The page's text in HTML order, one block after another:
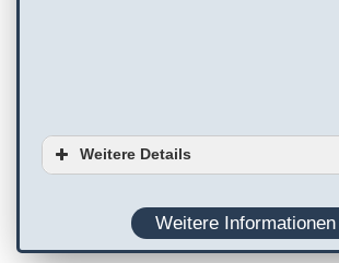
Weitere Details
Barrierefreiheit
Weitere Informationen